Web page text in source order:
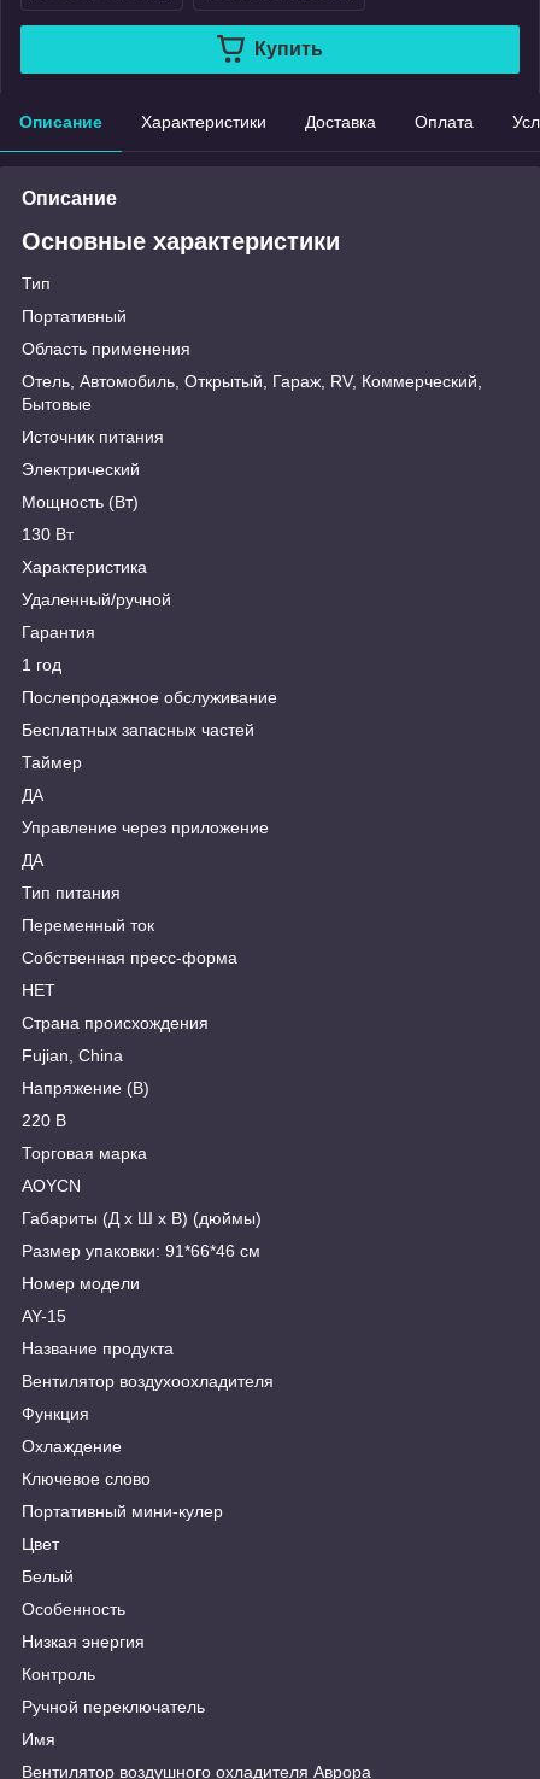
Купить
Описание Характеристики Доставка Оплата
Описание
Основные характеристики
Тип
Портативный
Область применения
Отель, Автомобиль, Открытый, Гараж, RV, Коммерческий,
Бытовые
Источник питания
Электрический
Мощность (Вт)
130 Вт
Характеристика
Удаленный/ручной
Гарантия
1 год
Послепродажное обслуживание
Бесплатных запасных частей
Таймер
ДА
Управление через приложение
ДА
Тип питания
Переменный ток
Собственная пресс-форма
НЕТ
Страна происхождения
Fujian, China
Напряжение (В)
220 В
Торговая марка
AOYCN
Габариты (Д х Ш х В) (дюймы)
Размер упаковки: 91*66*46 см
Номер модели
AY-15
Название продукта
Вентилятор воздухоохладителя
Функция
Охлаждение
Ключевое слово
Портативный мини-кулер
Цвет
Белый
Особенность
Низкая энергия
Контроль
Ручной переключатель
Имя
Вентилятор воздушного охладителя Аврора